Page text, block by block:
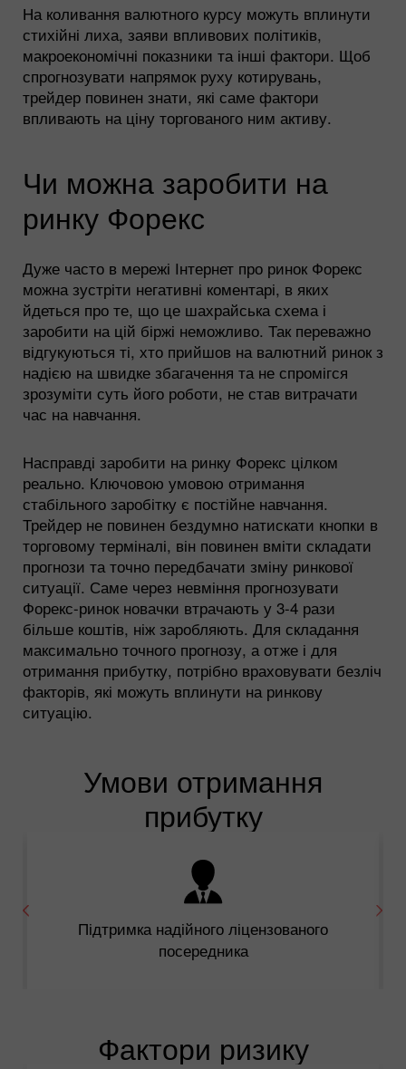
На коливання валютного курсу можуть вплинути
стихійні лиха, заяви впливових політиків,
макроекономічні показники та інші фактори. Щоб
спрогнозувати напрямок руху котирувань,
трейдер повинен знати, які саме фактори
впливають на ціну торгованого ним активу.
Чи можна заробити на
ринку Форекс
Дуже часто в мережі Інтернет про ринок Форекс
можна зустріти негативні коментарі, в яких
йдеться про те, що це шахрайська схема і
заробити на цій біржі неможливо. Так переважно
відгукуються ті, хто прийшов на валютний ринок з
надією на швидке збагачення та не спромігся
зрозуміти суть його роботи, не став витрачати
час на навчання.
Насправді заробити на ринку Форекс цілком
реально. Ключовою умовою отримання
стабільного заробітку є постійне навчання.
Трейдер не повинен бездумно натискати кнопки в
торговому терміналі, він повинен вміти складати
прогнози та точно передбачати зміну ринкової
ситуації. Саме через невміння прогнозувати
Форекс-ринок новачки втрачають у 3-4 рази
більше коштів, ніж заробляють. Для складання
максимально точного прогнозу, а отже і для
отримання прибутку, потрібно враховувати безліч
факторів, які можуть вплинути на ринкову
ситуацію.
Умови отримання
прибутку
Підтримка надійного ліцензованого
посередника
Фактори ризику